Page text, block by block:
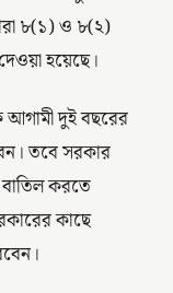
৮(১) ও ৮(২)
হয়েছে।
আগামী দুই বছরের
তবে সরকার
করতে
কাছে